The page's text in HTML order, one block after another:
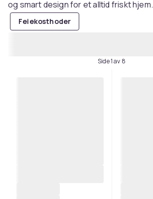
og smart design for et alltid friskt hjem.
Feiekosthoder
Side 1 av 8